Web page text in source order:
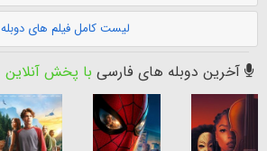
لیست کامل فیلم های دوبله
آخرین دوبله های فارسی با پخش آنلاین